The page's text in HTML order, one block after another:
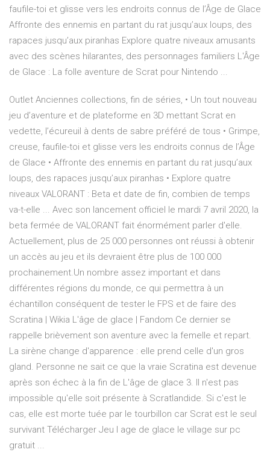
faufile-toi et glisse vers les endroits connus de l’Âge de Glace
Affronte des ennemis en partant du rat jusqu’aux loups, des
rapaces jusqu’aux piranhas Explore quatre niveaux amusants
avec des scènes hilarantes, des personnages familiers L'Âge
de Glace : La folle aventure de Scrat pour Nintendo ...
Outlet Anciennes collections, fin de séries, • Un tout nouveau
jeu d’aventure et de plateforme en 3D mettant Scrat en
vedette, l’écureuil à dents de sabre préféré de tous • Grimpe,
creuse, faufile-toi et glisse vers les endroits connus de l’Âge
de Glace • Affronte des ennemis en partant du rat jusqu’aux
loups, des rapaces jusqu’aux piranhas • Explore quatre
niveaux VALORANT : Beta et date de fin, combien de temps
va-t-elle ... Avec son lancement officiel le mardi 7 avril 2020, la
beta fermée de VALORANT fait énormément parler d'elle.
Actuellement, plus de 25 000 personnes ont réussi à obtenir
un accès au jeu et ils devraient être plus de 100 000
prochainement.Un nombre assez important et dans
différentes régions du monde, ce qui permettra à un
échantillon conséquent de tester le FPS et de faire des
Scratina | Wikia L'âge de glace | Fandom Ce dernier se
rappelle brièvement son aventure avec la femelle et repart.
La sirène change d'apparence : elle prend celle d'un gros
gland. Personne ne sait ce que la vraie Scratina est devenue
après son échec à la fin de L'âge de glace 3. Il n'est pas
impossible qu'elle soit présente à Scratlandide. Si c'est le
cas, elle est morte tuée par le tourbillon car Scrat est le seul
survivant Télécharger Jeu l age de glace le village sur pc
gratuit ...